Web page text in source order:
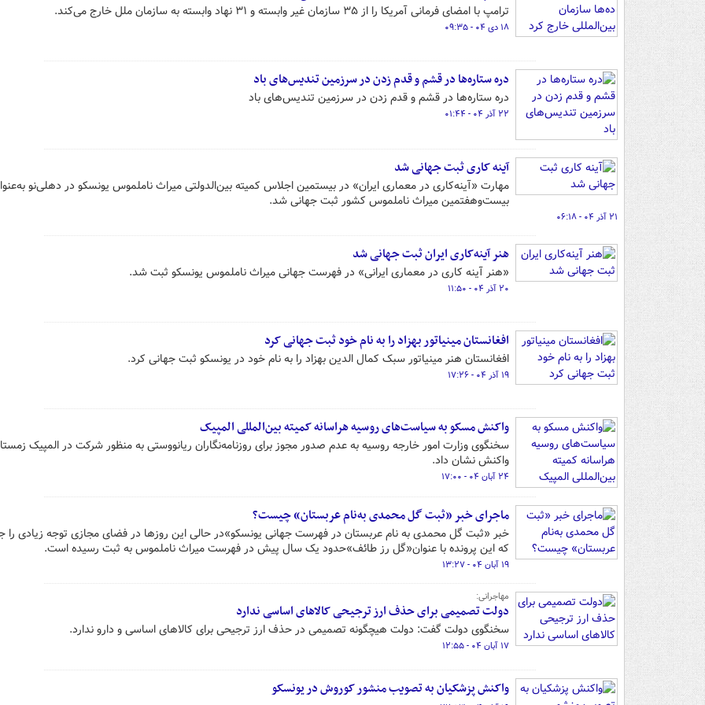
ترامپ با امضای فرمانی آمریکا را از ۳۵ سازمان غیر وابسته و ۳۱ نهاد وابسته به سازمان ملل خارج می‌کند.
۱۸ دی ۰۴ - ۰۹:۳۵
دره ستاره‌ها در قشم و قدم زدن در سرزمین تندیس‌های باد
دره ستاره‌ها در قشم و قدم زدن در سرزمین تندیس‌های باد
۲۲ آذر ۰۴ - ۰۱:۴۴
آینه کاری ثبت جهانی شد
مهارت «آینه‌کاری در معماری ایران» در بیستمین اجلاس کمیته بین‌الدولتی میراث ناملموس یونسکو در دهلی‌نو
بیست‌وهفتمین میراث ناملموس کشور ثبت جهانی شد.
۲۱ آذر ۰۴ - ۰۶:۱۸
هنر آینه‌کاری ایران ثبت جهانی شد
«هنر آینه کاری در معماری ایرانی» در فهرست جهانی میراث ناملموس یونسکو ثبت شد.
۲۰ آذر ۰۴ - ۱۱:۵۰
افغانستان مینیاتور بهزاد را به نام خود ثبت جهانی کرد
افغانستان هنر مینیاتور سبک کمال الدین بهزاد را به نام خود در یونسکو ثبت جهانی کرد.
۱۹ آذر ۰۴ - ۱۷:۲۶
واکنش مسکو به سیاست‌های روسیه هراسانه کمیته بین‌المللی المپیک
سخنگوی وزارت امور خارجه روسیه به عدم صدور مجوز برای روزنامه‌نگاران ریانووستی به منظور شرکت در المپیک
واکنش نشان داد.
۲۴ آبان ۰۴ - ۱۷:۰۰
ماجرای خبر «ثبت گل محمدی به‌نام عربستان» چیست؟
خبر «ثبت گل محمدی به نام عربستان در فهرست جهانی یونسکو»در حالی این روزها در فضای مجازی توجه زیادی را
که این پرونده با عنوان«گل رز طائف»حدود یک سال پیش در فهرست میراث ناملموس به ثبت رسیده است.
۱۹ آبان ۰۴ - ۱۳:۲۷
مهاجرانی:
دولت تصمیمی برای حذف ارز ترجیحی کالاهای اساسی ندارد
سخنگوی دولت گفت: دولت هیچگونه تصمیمی در حذف ارز ترجیحی برای کالاهای اساسی و دارو ندارد.
۱۷ آبان ۰۴ - ۱۲:۵۵
واکنش پزشکیان به تصویب منشور کوروش در یونسکو